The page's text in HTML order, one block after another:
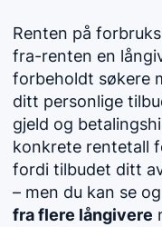
Renten på
fra-renten en
forbeholdt søkere
ditt personlige
gjeld og
konkrete rentetall
fordi tilbudet ditt
– men du kan se
fra flere långivere